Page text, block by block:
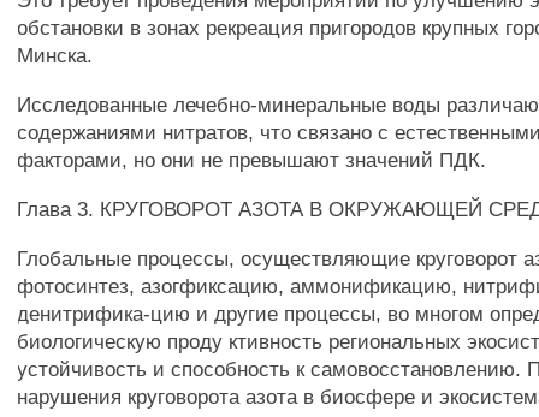
обстановки в зонах рекреация пригородов крупных
Минска.
Исследованные лечебно-минеральные воды
содержаниями нитратов, что связано с
факторами, но они не превышают значений ПДК.
Глава 3. КРУГОВОРОТ АЗОТА В ОКРУЖАЮЩЕЙ
Глобальные процессы, осуществляющие круговорот
фотосинтез, азогфиксацию, аммонификацию,
денитрифика-цию и другие процессы, во многом
биологическую проду ктивность региональных
устойчивость и способность к самовосстановлению.
нарушения круговорота азота в биосфере и